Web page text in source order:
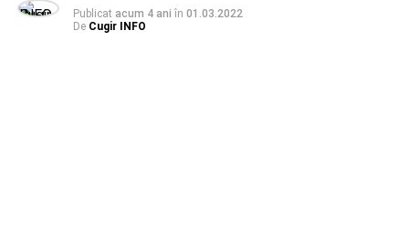
Publicat acum 4 ani în 01.03.2022
De Cugir INFO